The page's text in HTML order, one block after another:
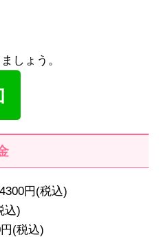
しょう。
円(税込)
込)
(税込)